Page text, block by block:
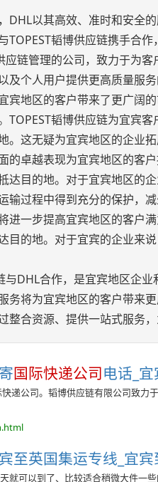
DHL以其高效、准时和安全
韬博供应链携手合
应链管理的公司，致力于为
个人用户提供更高质量服务
宾地区的客户带来了更广阔
TOPEST韬博供应链为宜宾
。这无疑为宜宾地区的企业
的卓越表现为宜宾地区的客
达目的地。对于宜宾地区的
过程中得到充分的保护，减
进一步提高宜宾地区的客户
目的地。对于宜宾的企业来
与DHL合作，是宜宾地区企
务将为宜宾地区的客户带来
整合资源、提供一站式服务
国际快递公司电话_
递公司。韬博供应链有限公司致力
宾至英国集运专线_宜
就可以到了、比较适合稍微大件一